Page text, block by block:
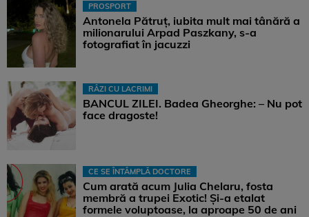
PROSPORT
Antonela Pătruț, iubita mult mai tânără a
milionarului Arpad Paszkany, s-a
fotografiat în jacuzzi
RÂZI CU LACRIMI
BANCUL ZILEI. Badea Gheorghe: – Nu pot
face dragoste!
CE SE ÎNTÂMPLĂ DOCTORE
Cum arată acum Julia Chelaru, fosta
membră a trupei Exotic! Și-a etalat
formele voluptoase, la aproape 50 de ani